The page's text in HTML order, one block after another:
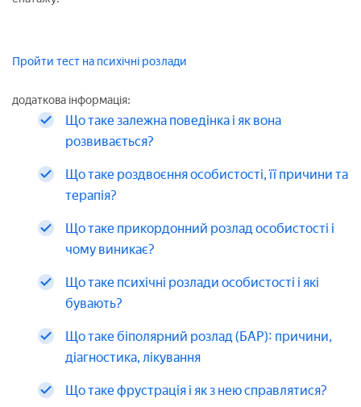
Пройти тест на психічні розлади
додаткова інформація:
Що таке залежна поведінка і як вона
розвивається?
Що таке роздвоєння особистості, її причини та
терапія?
Що таке прикордонний розлад особистості і
чому виникає?
Що таке психічні розлади особистості і які
бувають?
Що таке біполярний розлад (БАР): причини,
діагностика, лікування
Що таке фрустрація і як з нею справлятися?